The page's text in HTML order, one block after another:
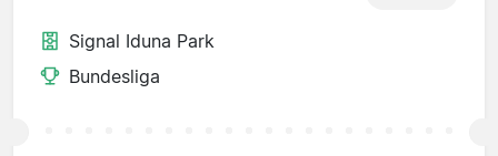
Signal Iduna Park
Bundesliga